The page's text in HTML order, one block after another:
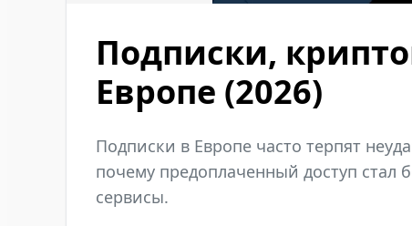
Подписки,
Европе (2026)
Подписки в Европе часто терпят
почему предоплаченный доступ
сервисы.